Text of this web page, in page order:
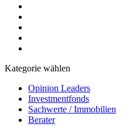
Kategorie wählen
Opinion Leaders
Investmentfonds
Sachwerte / Immobilien
Berater